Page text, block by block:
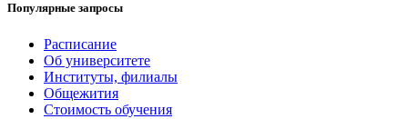
Популярные запросы
Расписание
Об университете
Институты, филиалы
Общежития
Стоимость обучения